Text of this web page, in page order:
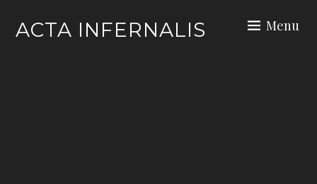
ACTA INFERNALIS Menu